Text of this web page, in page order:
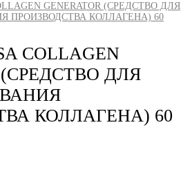
GENERATOR (СРЕДСТВО ДЛЯ
ПРОИЗВОДСТВА КОЛЛАГЕНА) 60
COLLAGEN
(СРЕДСТВО ДЛЯ
КОЛЛАГЕНА) 60